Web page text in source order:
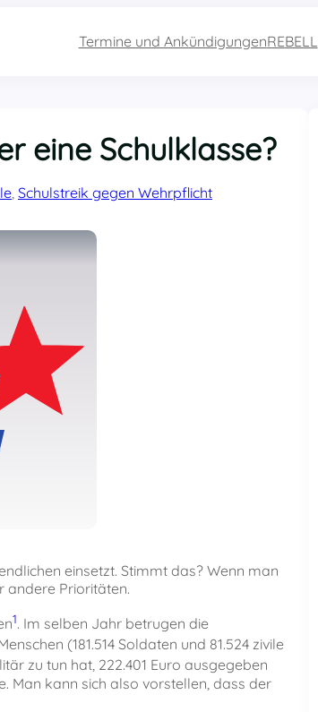
Termine und AnkündigungenREBELL
eine Schulklasse?
Schulstreik gegen Wehrpflicht
einsetzt. Stimmt das? Wenn man
andere Prioritäten.
1. Im selben Jahr betrugen die
(181.514 Soldaten und 81.524 zivile
zu tun hat, 222.401 Euro ausgegeben
Man kann sich also vorstellen, dass der